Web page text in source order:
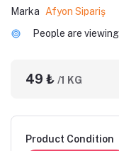
Marka
Afyon Sipariş
People are
49 ₺ /1 KG
Product Condition